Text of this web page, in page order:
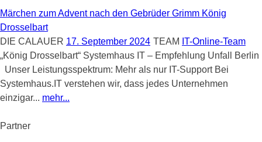
Märchen zum Advent nach den Gebrüder Grimm König
Drosselbart
DIE CALAUER 17. September 2024 TEAM IT-Online-Team
„König Drosselbart“ Systemhaus IT – Empfehlung Unfall Berlin
Unser Leistungsspektrum: Mehr als nur IT-Support Bei
Systemhaus.IT verstehen wir, dass jedes Unternehmen
einzigar... mehr...
Partner